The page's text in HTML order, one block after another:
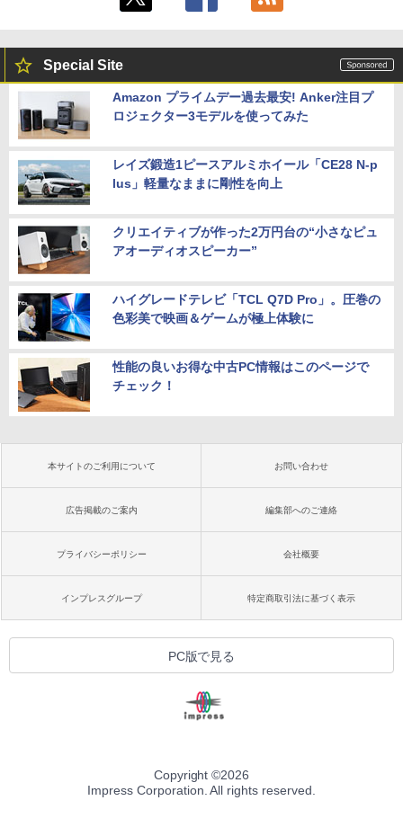
Special Site
Amazon プライムデー過去最安! Anker注目プ
ロジェクター3モデルを使ってみた
レイズ鍛造1ピースアルミホイール「CE28 N-p
lus」軽量なままに剛性を向上
クリエイティブが作った2万円台の“小さなピュ
アオーディオスピーカー”
ハイグレードテレビ「TCL Q7D Pro」。圧巻の
色彩美で映画＆ゲームが極上体験に
性能の良いお得な中古PC情報はこのページで
チェック！
本サイトのご利用について お問い合わせ
広告掲載のご案内 編集部へのご連絡
プライバシーポリシー 会社概要
インプレスグループ 特定商取引法に基づく表示
PC版で見る
Copyright ©2026
Impress Corporation. All rights reserved.